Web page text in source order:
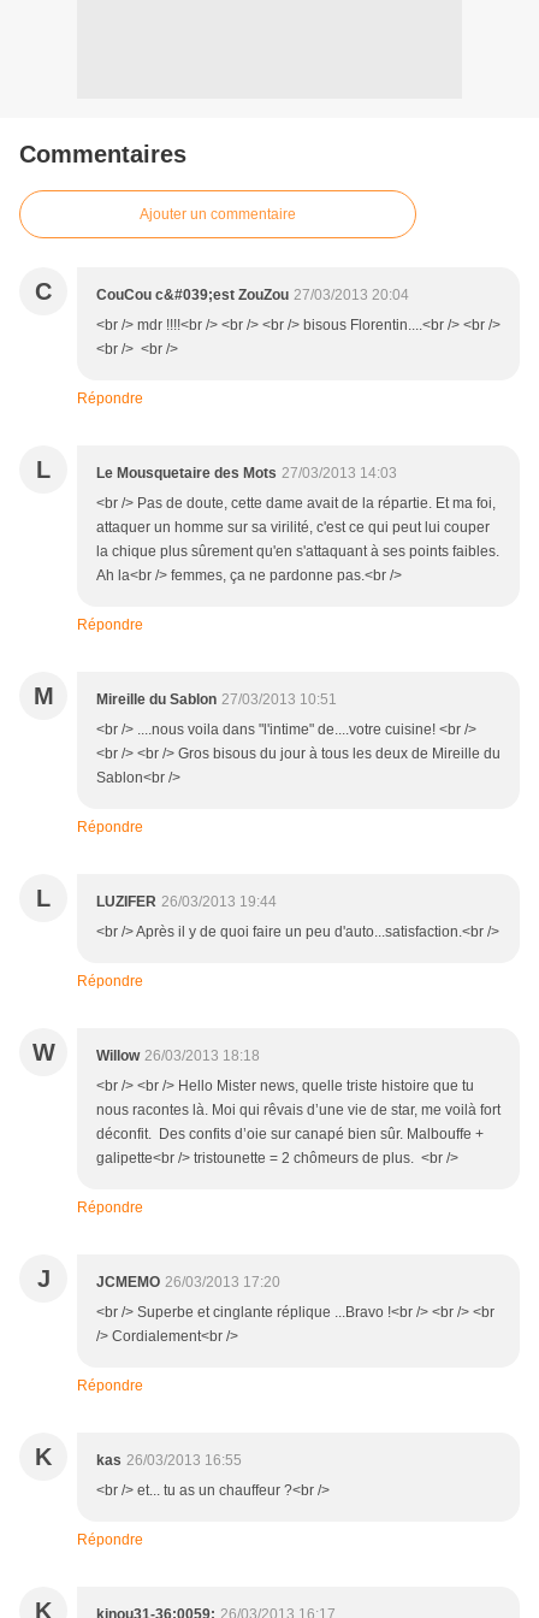
Commentaires
Ajouter un commentaire
C CouCou c&#039;est ZouZou 27/03/2013 20:04
<br /> mdr !!!!<br /> <br /> <br /> bisous Florentin....<br /> <br />
<br /> <br />
Répondre
L Le Mousquetaire des Mots 27/03/2013 14:03
<br /> Pas de doute, cette dame avait de la répartie. Et ma foi,
attaquer un homme sur sa virilité, c'est ce qui peut lui couper
la chique plus sûrement qu'en s'attaquant à ses points faibles.
Ah la<br /> femmes, ça ne pardonne pas.<br />
Répondre
M Mireille du Sablon 27/03/2013 10:51
<br /> ....nous voila dans "l'intime" de....votre cuisine! <br />
<br /> <br /> Gros bisous du jour à tous les deux de Mireille du
Sablon<br />
Répondre
L LUZIFER 26/03/2013 19:44
<br /> Après il y de quoi faire un peu d'auto...satisfaction.<br />
Répondre
W Willow 26/03/2013 18:18
<br /> <br /> Hello Mister news, quelle triste histoire que tu
nous racontes là. Moi qui rêvais d’une vie de star, me voilà fort
déconfit. Des confits d’oie sur canapé bien sûr. Malbouffe +
galipette<br /> tristounette = 2 chômeurs de plus. <br />
Répondre
J JCMEMO 26/03/2013 17:20
<br /> Superbe et cinglante réplique ...Bravo !<br /> <br /> <br
/> Cordialement<br />
Répondre
K kas 26/03/2013 16:55
<br /> et... tu as un chauffeur ?<br />
Répondre
K kinou31-36:0059: 26/03/2013 16:17